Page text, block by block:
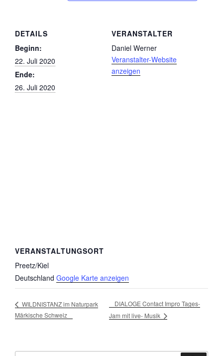
DETAILS
Beginn:
22. Juli 2020
Ende:
26. Juli 2020
VERANSTALTER
Daniel Werner
Veranstalter-Website
anzeigen
VERANSTALTUNGSORT
Preetz/Kiel
Deutschland Google Karte anzeigen
WILDNISTANZ im Naturpark
Märkische Schweiz
DIALOGE Contact Impro Tages-
Jam mit live- Musik